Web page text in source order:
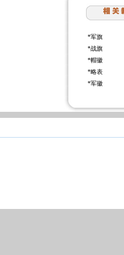
*军旗
*战旗
*帽徽
*略表
*军徽